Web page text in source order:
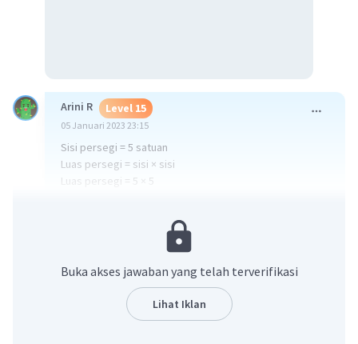
Arini R Level 15
05 Januari 2023 23:15
Sisi persegi = 5 satuan
Luas persegi = sisi × sisi
Luas persegi = 5 × 5
Buka akses jawaban yang telah terverifikasi
Lihat Iklan